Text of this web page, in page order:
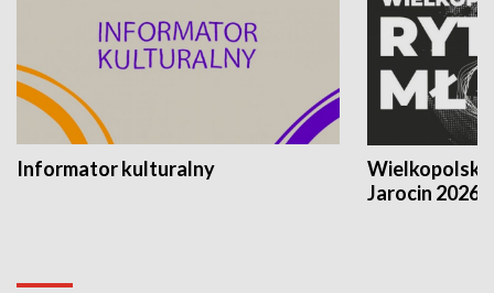
Informator kulturalny
Jarocin 2026